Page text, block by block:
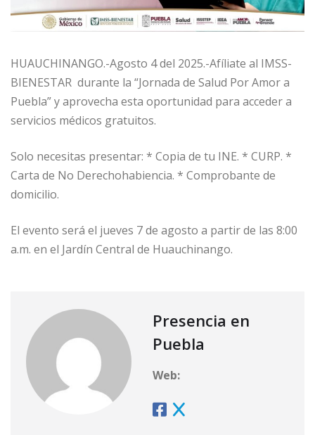
HUAUCHINANGO.-Agosto 4 del 2025.-Afíliate al IMSS-
BIENESTAR durante la “Jornada de Salud Por Amor a
Puebla” y aprovecha esta oportunidad para acceder a
servicios médicos gratuitos.
Solo necesitas presentar: * Copia de tu INE. * CURP. *
Carta de No Derechohabiencia. * Comprobante de
domicilio.
El evento será el jueves 7 de agosto a partir de las 8:00
a.m. en el Jardín Central de Huauchinango.
Presencia en
Puebla
Web: